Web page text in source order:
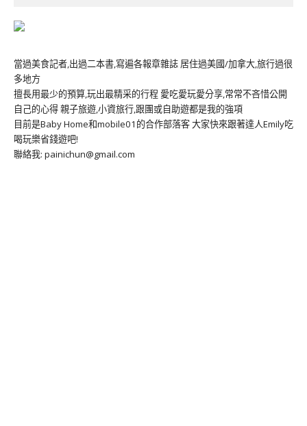
當過美食記者,出過二本書,寫遍各報章雜誌 居住過美國/加拿大,旅行過很
多地方
擅長用最少的預算,玩出最精采的行程 愛吃愛玩愛分享,常常不吝惜公開
自己的心得 親子旅遊,小資旅行,跟團或自助遊都是我的強項
目前是Baby Home和mobile01的合作部落客 大家快來跟著達人Emily吃
喝玩樂省錢遊吧!
聯絡我: painichun@gmail.com